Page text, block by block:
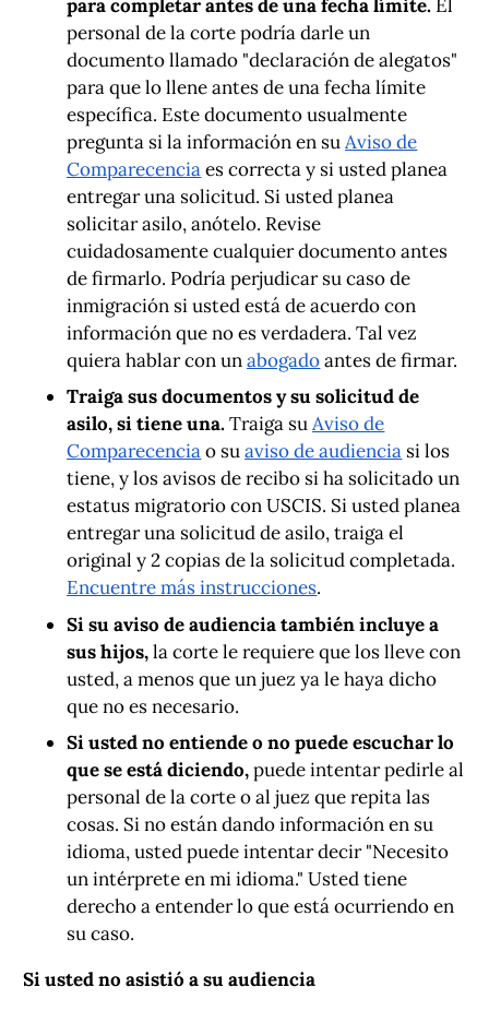
para completar antes de una fecha límite. El
personal de la corte podría darle un
documento llamado "declaración de alegatos"
para que lo llene antes de una fecha límite
específica. Este documento usualmente
pregunta si la información en suAviso de
Comparecenciaes correcta y si usted planea
entregar una solicitud. Si usted planea
solicitar asilo, anótelo. Revise
cuidadosamente cualquier documento antes
de firmarlo. Podría perjudicar su caso de
inmigración si usted está de acuerdo con
información que no es verdadera. Tal vez
quiera hablar con unabogadoantes de firmar.
Traiga sus documentos y su solicitud de
asilo, si tiene una.Traiga suAviso de
Comparecenciao suaviso de audiencia si los
tiene, y los avisos de recibo si ha solicitado un
estatus migratorio con USCIS. Si usted planea
entregar una solicitud de asilo, traiga el
original y 2 copias de la solicitud completada.
Encuentre más instrucciones.
Si su aviso de audiencia también incluye a
sus hijos,la corte le requiere que los lleve con
usted, a menos que un juez ya le haya dicho
que no es necesario.
Si usted no entiende o no puede escuchar lo
que se está diciendo,puede intentar pedirle al
personal de la corte o al juez que repita las
cosas. Si no están dando información en su
idioma, usted puede intentar decir "Necesito
un intérprete en mi idioma." Usted tiene
derecho a entender lo que está ocurriendo en
su caso.
Si usted no asistió a su audiencia